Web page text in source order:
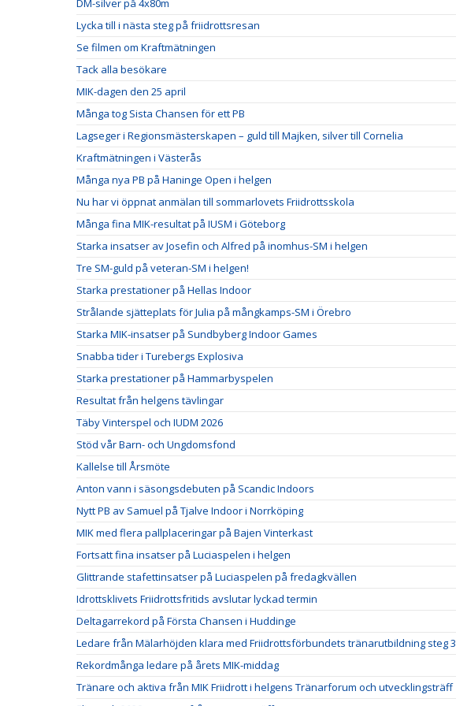
DM-silver på 4x80m
Lycka till i nästa steg på friidrottsresan
Se filmen om Kraftmätningen
Tack alla besökare
MIK-dagen den 25 april
Många tog Sista Chansen för ett PB
Lagseger i Regionsmästerskapen – guld till Majken, silver till Cornelia
Kraftmätningen i Västerås
Många nya PB på Haninge Open i helgen
Nu har vi öppnat anmälan till sommarlovets Friidrottsskola
Många fina MIK-resultat på IUSM i Göteborg
Starka insatser av Josefin och Alfred på inomhus-SM i helgen
Tre SM-guld på veteran-SM i helgen!
Starka prestationer på Hellas Indoor
Strålande sjätteplats för Julia på mångkamps-SM i Örebro
Starka MIK-insatser på Sundbyberg Indoor Games
Snabba tider i Turebergs Explosiva
Starka prestationer på Hammarbyspelen
Resultat från helgens tävlingar
Täby Vinterspel och IUDM 2026
Stöd vår Barn- och Ungdomsfond
Kallelse till Årsmöte
Anton vann i säsongsdebuten på Scandic Indoors
Nytt PB av Samuel på Tjalve Indoor i Norrköping
MIK med flera pallplaceringar på Bajen Vinterkast
Fortsatt fina insatser på Luciaspelen i helgen
Glittrande stafettinsatser på Luciaspelen på fredagkvällen
Idrottsklivets Friidrottsfritids avslutar lyckad termin
Deltagarrekord på Första Chansen i Huddinge
Ledare från Mälarhöjden klara med Friidrottsförbundets tränarutbildning steg 3
Rekordmånga ledare på årets MIK-middag
Tränare och aktiva från MIK Friidrott i helgens Tränarforum och utvecklingsträff